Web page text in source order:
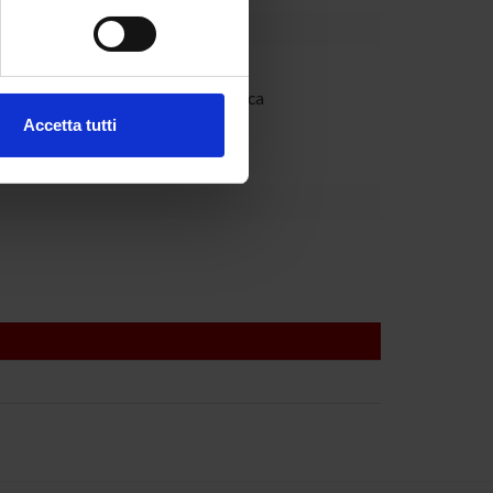
che hai fornito loro o
Accetta tutti
per la Ricerca Scientifica